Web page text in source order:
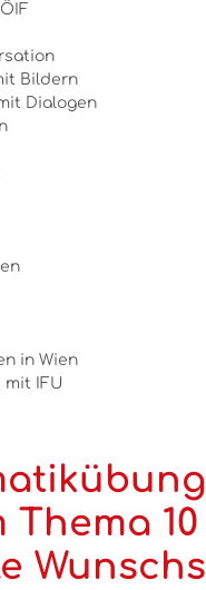
Bildern
Dialogen
in Wien
IFU
Thema 10